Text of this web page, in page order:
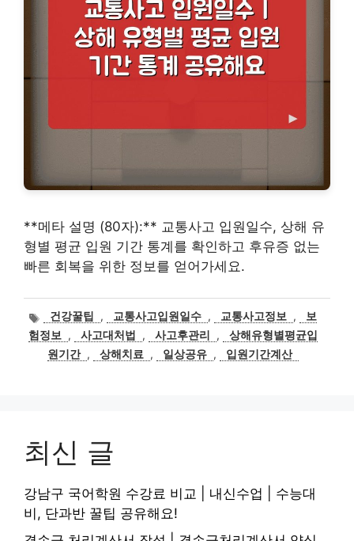
**메타 설명 (80자):** 교통사고 입원일수, 상해 유
형별 평균 입원 기간 통계를 확인하고 후유증 없는
빠른 회복을 위한 정보를 얻어가세요.
태
그
건강꿀팁 , 교통사고입원일수 , 교통사고정보 ,
보
험정보
, 사고대처법 , 사고후관리 ,
상해유형별평균입
원기간 , 상해치료 , 일상공유 , 입원기간계산
최신 글
강남구 국어학원 수강료 비교 | 내신수업 | 수능대
비, 단과반 꿀팁 공유해요!